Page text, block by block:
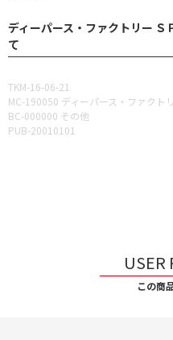
ディーパース・ファクトリー
て
TKM-16-06-21
MC-190050 ディーパース・ファクト
BC-000000 その他
PUB-20010101
USER
この商